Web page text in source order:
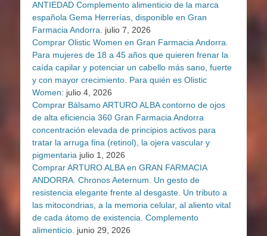
ANTIEDAD Complemento alimenticio de la marca
española Gema Herrerías, disponible en Gran
Farmacia Andorra.
julio 7, 2026
Comprar Olistic Women en Gran Farmacia Andorra.
Para mujeres de 18 a 45 años que quieren frenar la
caída capilar y potenciar un cabello más sano, fuerte
y con mayor crecimiento. Para quién es Olistic
Women: julio 4, 2026
Comprar Bálsamo ARTURO ALBA contorno de ojos
de alta eficiencia 360 Gran Farmacia Andorra
concentración elevada de principios activos para
tratar la arruga fina (retinol), la ojera vascular y
pigmentaria julio 1, 2026
Comprar ARTURO ALBA en GRAN FARMACIA
ANDORRA. Chronos Aeternum. Un gesto de
resistencia elegante frente al desgaste. Un tributo a
las mitocondrias, a la memoria celular, al aliento vital
de cada átomo de existencia. Complemento
alimenticio. junio 29, 2026